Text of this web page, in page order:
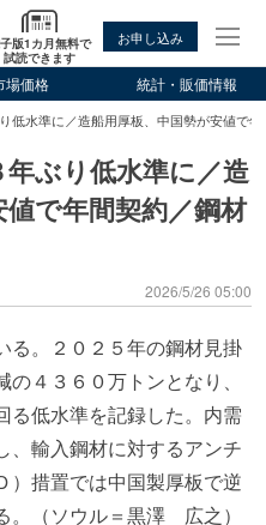
版1カ月無料で
試読できます
お申し込み
場価格 統計・販価情報
低水準に／造船用厚板、中国勢が安値で
ぶり低水準に／造
で年間契約／鋼材
2026/5/26 05:00
る。２０２５年の鋼材見掛
４３６０万トンとなり、
る低水準を記録した。内需
、輸入鋼材に対するアンチ
）措置では中国製厚板で逆
。（ソウル＝黒澤 広之）